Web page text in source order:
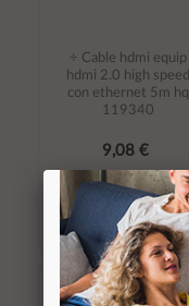
÷ Cable hdmi equip
hdmi 2.0 high speed
con ethernet 5m hq
119340
9,08 €
Stocks (+10)
Añadir al
carrito